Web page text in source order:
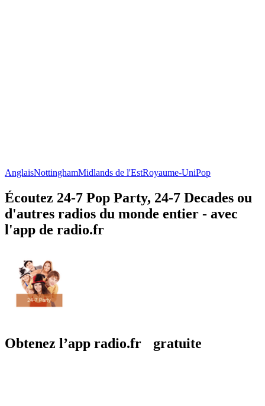
AnglaisNottinghamMidlands de l'EstRoyaume-UniPop
Écoutez 24-7 Pop Party, 24-7 Decades ou
d'autres radios du monde entier - avec
l'app de radio.fr
Obtenez l’app radio.fr gratuite